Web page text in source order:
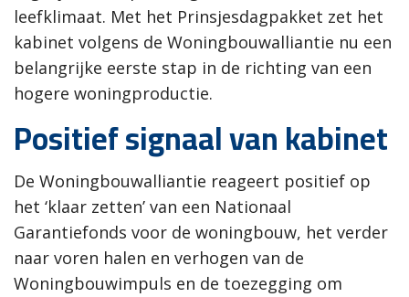
leefklimaat. Met het Prinsjesdagpakket zet het
kabinet volgens de Woningbouwalliantie nu een
belangrijke eerste stap in de richting van een
hogere woningproductie.
Positief signaal van kabinet
De Woningbouwalliantie reageert positief op
het ‘klaar zetten’ van een Nationaal
Garantiefonds voor de woningbouw, het verder
naar voren halen en verhogen van de
Woningbouwimpuls en de toezegging om